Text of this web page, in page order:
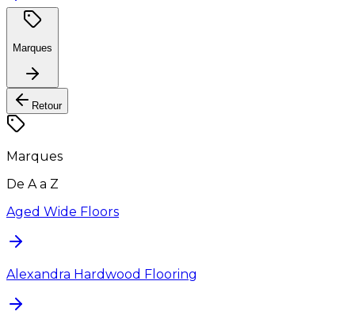
Marques
Retour
Marques
De A a Z
Aged Wide Floors
Alexandra Hardwood Flooring